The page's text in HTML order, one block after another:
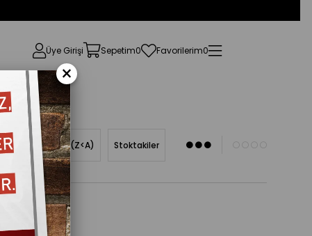
Üye Girişi Sepetim0 Favorilerim0
Adına Göre (Z<A) Stoktakiler
×